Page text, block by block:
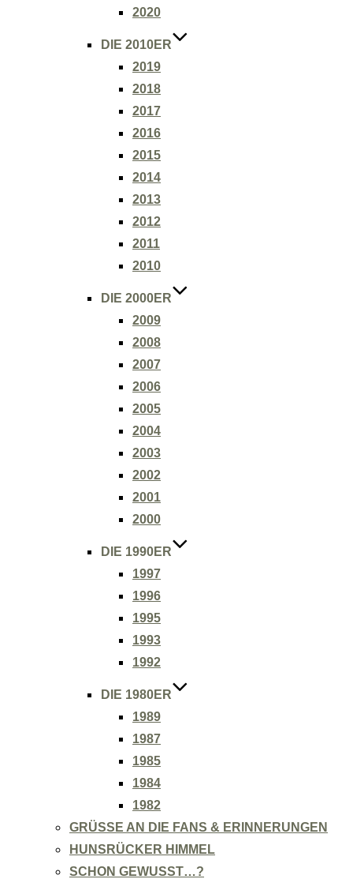
2020
DIE 2010ER
2019
2018
2017
2016
2015
2014
2013
2012
2011
2010
DIE 2000ER
2009
2008
2007
2006
2005
2004
2003
2002
2001
2000
DIE 1990ER
1997
1996
1995
1993
1992
DIE 1980ER
1989
1987
1985
1984
1982
GRÜSSE AN DIE FANS & ERINNERUNGEN
HUNSRÜCKER HIMMEL
SCHON GEWUSST…?